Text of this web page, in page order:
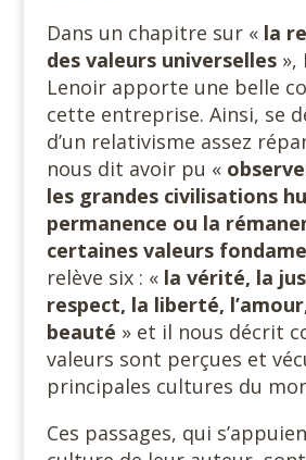
Dans un chapitre sur « la
des valeurs universelles»,
Lenoir apporte une belle
cette entreprise. Ainsi, se
d’un relativisme assez
nous dit avoir pu «
les grandes civilisations
permanence ou la
certaines valeurs
relève six : « la vérité, la
respect, la liberté,
beauté » et il nous décrit
valeurs sont perçues et
principales cultures du
Ces passages, qui